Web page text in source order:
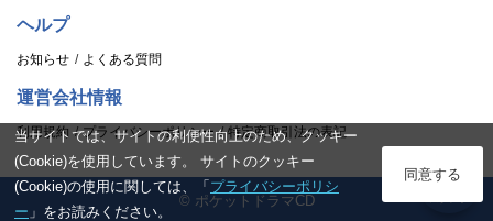
ヘルプ
お知らせ よくある質問
運営会社情報
利用規約 プライバシーポリシー 特定商取引法の表記
© ポケットドラマCD
当サイトでは、サイトの利便性向上のため、クッキー
(Cookie)を使用しています。 サイトのクッキー
(Cookie)の使用に関しては、「 プライバシーポリシ
ー 」をお読みください。
同意する